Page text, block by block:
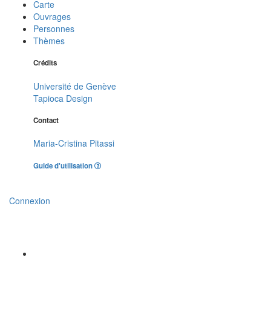
Carte
Ouvrages
Personnes
Thèmes
Crédits
Université de Genève
Tapioca Design
Contact
Maria-Cristina Pitassi
Guide d'utilisation
Connexion